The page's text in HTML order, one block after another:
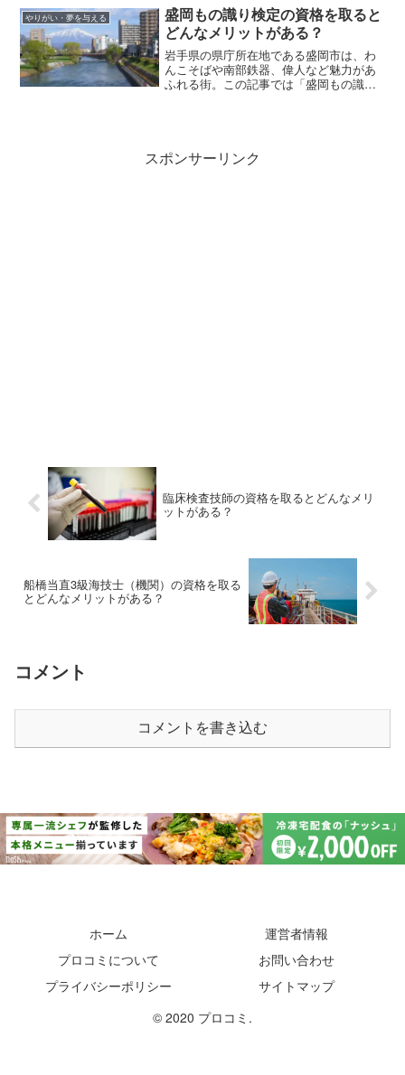
などを紹介していきます。
やりがい・夢を与える
盛岡もの識り検定の資格を取ると
どんなメリットがある？
岩手県の県庁所在地である盛岡市は、わ
んこそばや南部鉄器、偉人など魅力があ
ふれる街。この記事では「盛岡もの識り
スポンサーリンク
臨床検査技師の資格を取るとどんなメリ
ットがある？
船橋当直3級海技士（機関）の資格を取る
とどんなメリットがある？
コメント
コメントを書き込む
ホーム
運営者情報
プロコミについて
お問い合わせ
プライバシーポリシー
サイトマップ
© 2020 プロコミ.